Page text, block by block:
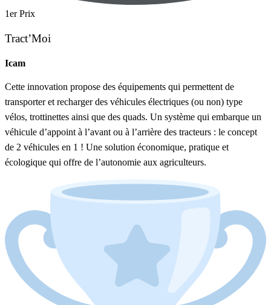
1er Prix
Tract’Moi
Icam
Cette innovation propose des équipements qui permettent de
transporter et recharger des véhicules électriques (ou non) type
vélos, trottinettes ainsi que des quads. Un système qui embarque un
véhicule d’appoint à l’avant ou à l’arrière des tracteurs : le concept
de 2 véhicules en 1 ! Une solution économique, pratique et
écologique qui offre de l’autonomie aux agriculteurs.